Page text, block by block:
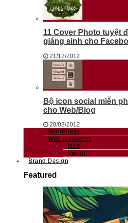
11 Cover Photo tuyệt
giáng sinh cho
21/12/2012
Bộ icon social miễn
cho Web/Blog
20/03/2012
WordPress
Web resources
Icon
Vector
Brand Design
Featured